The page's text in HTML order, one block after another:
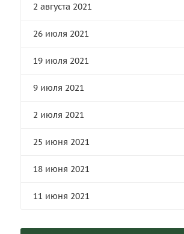
2 августа 2021
26 июля 2021
19 июля 2021
9 июля 2021
2 июля 2021
25 июня 2021
18 июня 2021
11 июня 2021